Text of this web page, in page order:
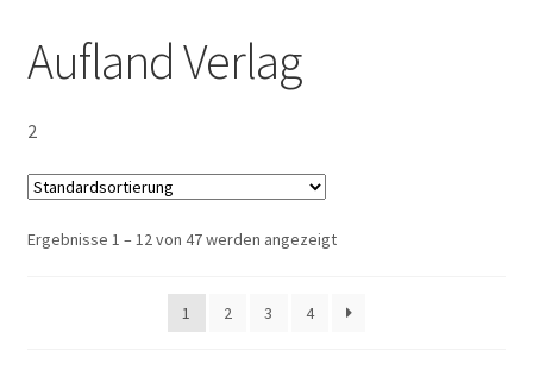
Warenkorb
Warum fair kaufen
Aufland Verlag
2
Ergebnisse 1 – 12 von 47 werden angezeigt
1 2 3 4